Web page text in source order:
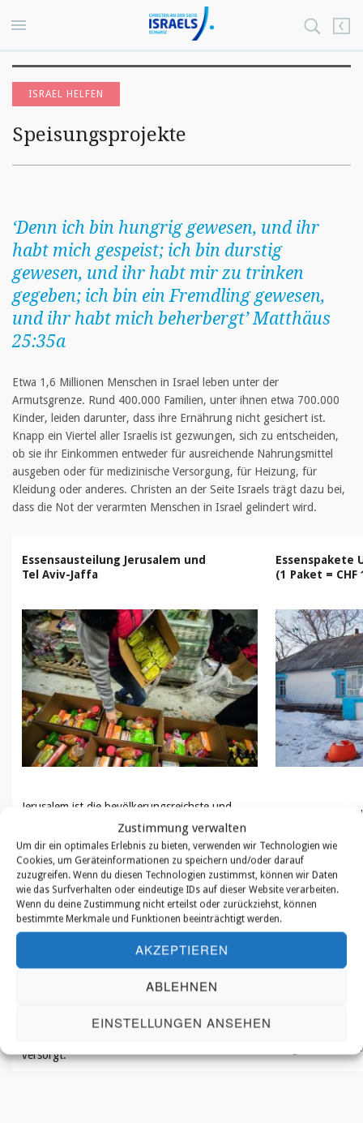
Zustimmung verwalten
Um dir ein optimales Erlebnis zu bieten, verwenden wir Technologien wie
Cookies, um Geräteinformationen zu speichern und/oder darauf
zuzugreifen. Wenn du diesen Technologien zustimmst, können wir Daten
wie das Surfverhalten oder eindeutige IDs auf dieser Website verarbeiten.
Wenn du deine Zustimmung nicht erteilst oder zurückziehst, können
bestimmte Merkmale und Funktionen beeinträchtigt werden.
AKZEPTIEREN
ABLEHNEN
EINSTELLUNGEN ANSEHEN
ISRAEL HELFEN
Speisungsprojekte
‘Denn ich bin hungrig gewesen, und ihr
habt mich gespeist; ich bin durstig
gewesen, und ihr habt mir zu trinken
gegeben; ich bin ein Fremdling gewesen,
und ihr habt mich beherbergt’Matthäus
25:35a
Etwa 1,6 Millionen Menschen in Israel leben unter der
Armutsgrenze. Rund 400.000 Familien, unter ihnen etwa 700.000
Kinder, leiden darunter, dass ihre Ernährung nicht gesichert ist.
Knapp ein Viertel aller Israelis ist gezwungen, sich zu entscheiden,
ob sie ihr Einkommen entweder für ausreichende Nahrungsmittel
ausgeben oder für medizinische Versorgung, für Heizung, für
Kleidung oder anderes. Christen an der Seite Israels trägt dazu bei,
dass die Not der verarmten Menschen in Israel gelindert wird.
Essensausteilung Jerusalem und
Tel Aviv-Jaffa
Essenspakete
(1 Paket = CHF
Jerusalem ist die bevölkerungsreichste und
zugleich auch ärmste Stadt Israels, in der viele
Einwohner auf Hilfe angewiesen sind. Hier
arbeitet die jüdische Hilfsorganisation Hineni
gegen den Hunger. In der Hineni-Suppenküche
werden täglich 200 Portionen warmes Essen
zubereitet. Außerdem bietet die Organisation
Essenspakete und Lebensmittelgutscheine an.
Auch in Tel Aviv-Jaffa gibt es eine weit
begegnet das Jaffa-Institut mit seinen
Speisungsprogrammen dem Hunger. Das
Zentrum des Instituts verteilt zweimal
1.000 Familien. Daneben werden auch
versorgt.
Viele
geblieben – aus
mangelnder
Überlebenden
Ukraine aus.
Gruppe der
Kriegsbeginn als
billige Graubrot